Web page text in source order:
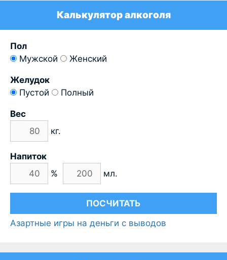
Калькулятор алкоголя
Пол
Мужской
Женский
Желудок
Пустой
Полный
Вес
кг.
Напиток
%
мл.
Азартные игры на деньги с выводов